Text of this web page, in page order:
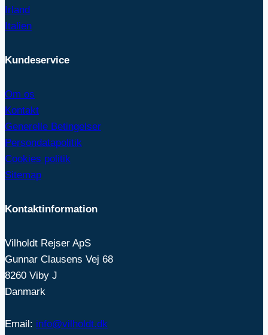
Irland
Italien
Kundeservice
Om os
Kontakt
Generelle Betingelser
Persondatapolitik
Cookies politik
Sitemap
Kontaktinformation
Vilholdt Rejser ApS
Gunnar Clausens Vej 68
8260 Viby J
Danmark
Email: info@vilholdt.dk